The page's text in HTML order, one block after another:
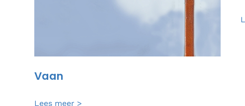
Vaan
Vaan
Lees meer >